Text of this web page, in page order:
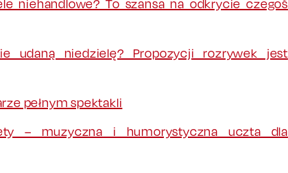
niehandlowe? To szansa na odkrycie czegoś
udaną niedzielę? Propozycji rozrywek jest
pełnym spektakli
– muzyczna i humorystyczna uczta dla